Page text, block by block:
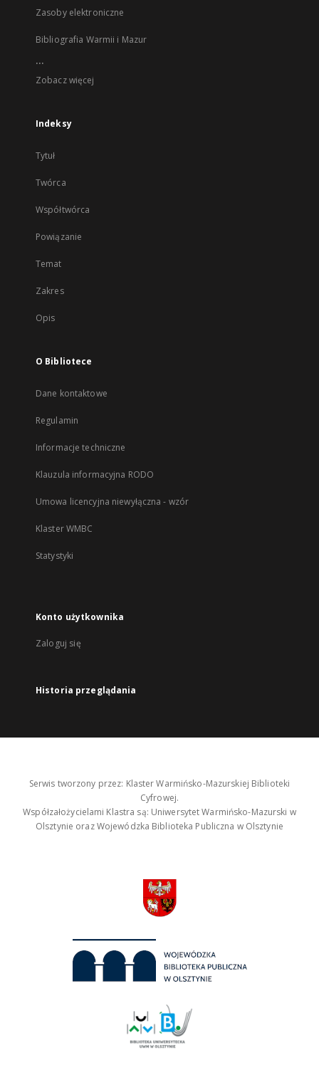
Zasoby elektroniczne
Bibliografia Warmii i Mazur
...
Zobacz więcej
Indeksy
Tytuł
Twórca
Współtwórca
Powiązanie
Temat
Zakres
Opis
O Bibliotece
Dane kontaktowe
Regulamin
Informacje techniczne
Klauzula informacyjna RODO
Umowa licencyjna niewyłączna - wzór
Klaster WMBC
Statystyki
Konto użytkownika
Zaloguj się
Historia przeglądania
Serwis tworzony przez: Klaster Warmińsko-Mazurskiej Biblioteki
Cyfrowej.
Współzałożycielami Klastra są: Uniwersytet Warmińsko-Mazurski w
Olsztynie oraz Wojewódzka Biblioteka Publiczna w Olsztynie